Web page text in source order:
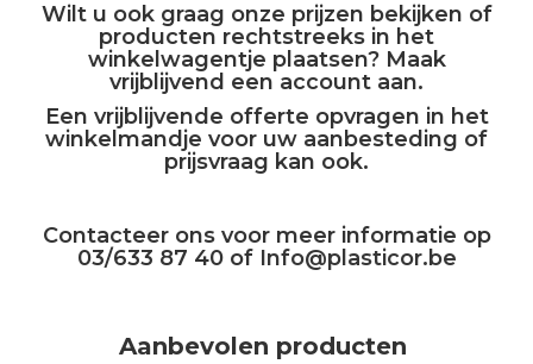
Wilt u ook graag onze prijzen bekijken of
producten rechtstreeks in het
winkelwagentje plaatsen? Maak
vrijblijvend een account aan.
Een vrijblijvende offerte opvragen in het
winkelmandje voor uw aanbesteding of
prijsvraag kan ook.
Contacteer ons voor meer informatie op
03/633 87 40 of Info@plasticor.be
Aanbevolen producten